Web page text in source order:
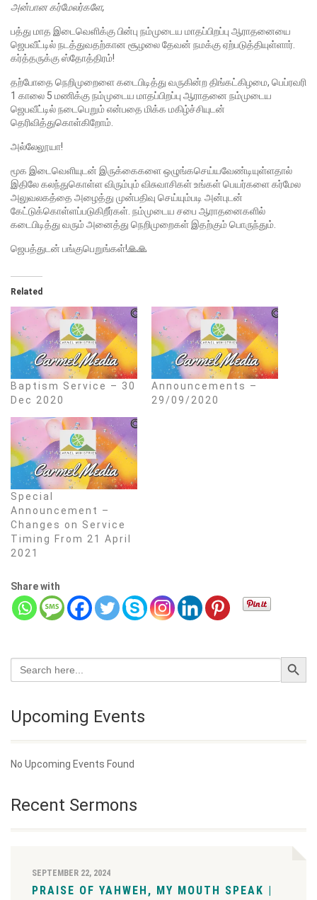
அன்பான கர்மேலர்களே,
பத்து மாத இடைவெளிக்கு பின்பு நம்முடைய மாதப்பிறப்பு ஆராதனையை
ஜெபவீட்டில் நடத்துவதற்கான சூழலை தேவன் நமக்கு ஏற்படுத்தியுள்ளார்.
கர்த்தருக்கு ஸ்தோத்திரம்!
தற்போதை நெறிமுறைளை கடைபிடித்து வருகின்ற திங்கட்கிழமை, பெப்ரவரி
1 காலை 5 மணிக்கு நம்முடைய மாதப்பிறப்பு ஆராதனை நம்முடைய
ஜெபவீட்டில் நடைபெறும் என்பதை மிக்க மகிழ்ச்சியுடன்
தெரிவித்துகொள்கிறோம்.
அல்லேலூயா!
மூக இடைவெளியுடன் இருக்கைகளை ஒழுங்கசெய்யவேண்டியுள்ளதால்
இதிலே கலந்துகொள்ள விரும்பும் விசுவாசிகள் உங்கள் பெயர்களை கர்மேல
அலுவலகத்தை அழைத்து முன்பதிவு செய்யும்படி அன்புடன்
கேட்டுக்கொள்ளப்படுகிறீர்கள். நம்முடைய சபை ஆராதனைகளில்
கடைபிடித்து வரும் அனைத்து நெறிமுறைகள் இதற்கும் பொருந்தும்.
ஜெபத்துடன் பங்குபெறுங்கள்!🙏🙏
Related
Baptism Service – 30
Dec 2020
Announcements –
29/09/2020
Special
Announcement –
Changes on Service
Timing From 21 April
2021
Share with
Search
for:
Search Button
Upcoming Events
No Upcoming Events Found
Recent Sermons
SEPTEMBER 22, 2024
PRAISE OF YAHWEH, MY MOUTH SPEAK |